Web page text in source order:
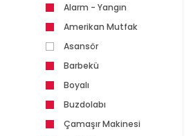
Alarm - Yangın
Amerikan Mutfak
Asansör
Barbekü
Boyalı
Buzdolabı
Çamaşır Makinesi